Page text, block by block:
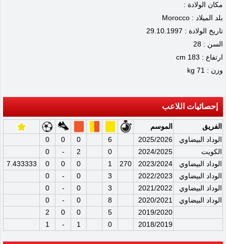
مكان الولادة :
بلد الميلاد : Morocco
تاريخ الولادة : 29.10.1997
السن : 28
ارتفاع : 183 cm
وزن : 71 kg
إحصائيات اللاعب
الفريق
الموسم
الوداد البيضاوي
2025/2026
6
0
0
0
الكويت
2024/2025
0
2
-
0
الوداد البيضاوي
2023/2024
270
1
0
0
0
7.433333
الوداد البيضاوي
2022/2023
3
0
-
0
الوداد البيضاوي
2021/2022
3
0
-
0
الوداد البيضاوي
2020/2021
8
0
-
0
2019/2020
5
0
0
2
2018/2019
0
1
-
1